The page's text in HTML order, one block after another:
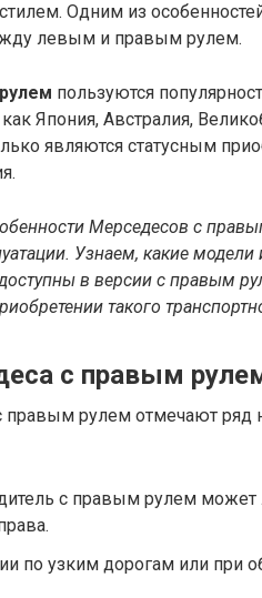
Одним из
левым и правым рулем.
пользуются
Япония, Австралия,
являются статусным
Мерседесов с
Узнаем, какие
в версии с правым
такого
с правым
рулем отмечают ряд
с правым рулем
по узким дорогам или при